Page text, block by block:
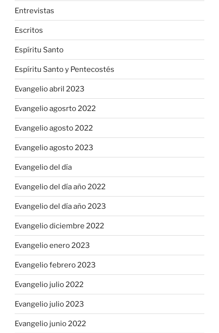
Entrevistas
Escritos
Espíritu Santo
Espíritu Santo y Pentecostés
Evangelio abril 2023
Evangelio agosrto 2022
Evangelio agosto 2022
Evangelio agosto 2023
Evangelio del día
Evangelio del día año 2022
Evangelio del día año 2023
Evangelio diciembre 2022
Evangelio enero 2023
Evangelio febrero 2023
Evangelio julio 2022
Evangelio julio 2023
Evangelio junio 2022